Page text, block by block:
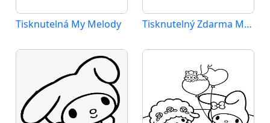
Tisknutelná My Melody Tisknutelný Zdarma My Melody